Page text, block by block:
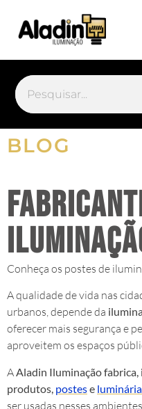
BLOG
Conheça os postes de
A qualidade de vida nas
urbanos, depende da
oferecer mais segurança e
aproveitem os espaços
A Aladin Iluminação
produtos, postese
ser usadas nesses ambientes.